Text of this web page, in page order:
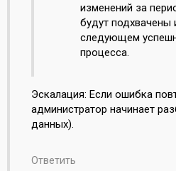
изменений за
будут подхвачены
следующем
процесса.
Эскалация: Если ошибка
администратор начинает
данных).
Ответить